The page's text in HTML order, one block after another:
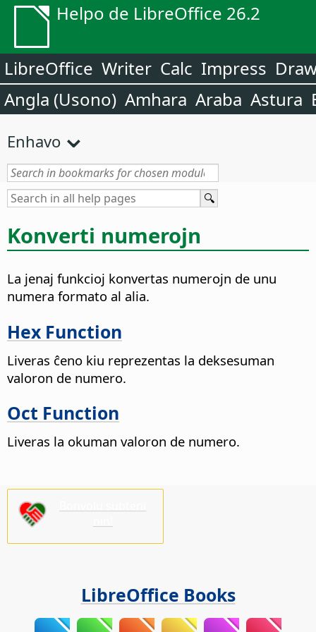
Helpo de LibreOffice 26.2
LibreOffice Writer Calc Impress
Angla (Usono) Amhara Araba Astura
Enhavo
Konverti numerojn
La jenaj funkcioj konvertas numerojn de unu
numera formato al alia.
Hex Function
Liveras ĉeno kiu reprezentas la deksesuman
valoron de numero.
Oct Function
Liveras la okuman valoron de numero.
LibreOffice Books